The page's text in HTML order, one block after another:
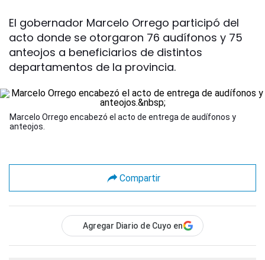
El gobernador Marcelo Orrego participó del
acto donde se otorgaron 76 audífonos y 75
anteojos a beneficiarios de distintos
departamentos de la provincia.
Marcelo Orrego encabezó el acto de entrega de audífonos y
anteojos.
Compartir
Agregar Diario de Cuyo en